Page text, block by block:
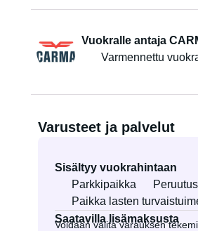
Vuokralle antaja
Varmennettu
Varusteet ja palvelut
Sisältyy vuokrahintaan
Parkkipaikka
Paikka lasten
Saatavilla lisämaksusta
Voidaan valita varauksen